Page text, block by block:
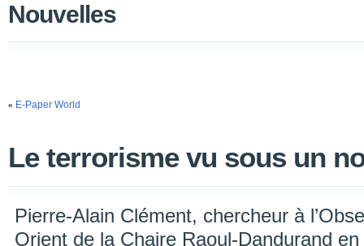
Nouvelles
« E-Paper World
Le terrorisme vu sous un
Pierre-Alain Clément, chercheur à
Orient de la Chaire Raoul-Dandurand